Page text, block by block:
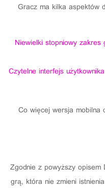
Gracz ma kilka aspektów
Niewielki stopniowy
Czytelne interfejs
Co więcej wersja mobilna
Zgodnie z powyższy
grą, która nie zmieni